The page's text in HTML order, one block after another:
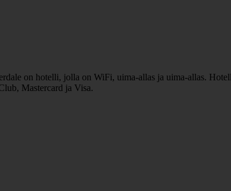
on hotelli, jolla on WiFi, uima-allas ja uima-allas.
Mastercard ja Visa.